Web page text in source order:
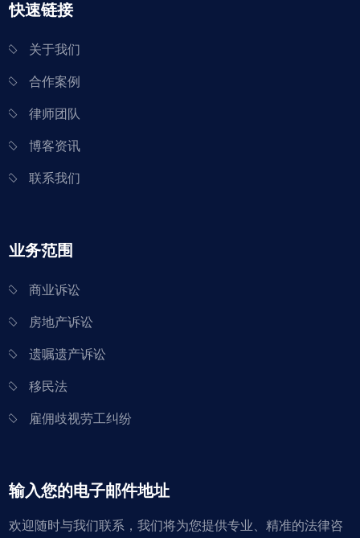
快速链接
关于我们
合作案例
律师团队
博客资讯
联系我们
业务范围
商业诉讼
房地产诉讼
遗嘱遗产诉讼
移民法
雇佣歧视劳工纠纷
输入您的电子邮件地址
欢迎随时与我们联系，我们将为您提供专业、精准的法律咨